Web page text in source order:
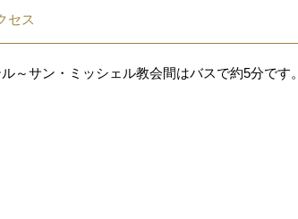
セス
～サン・ミッシェル教会間はバスで約5分です。